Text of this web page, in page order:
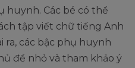
huynh. Các bé có thể
tập viết chữ tiếng Anh
ra, các bậc phụ huynh
đề nhỏ và tham khảo ý